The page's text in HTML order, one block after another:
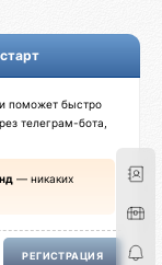
поможет быстро
телеграм-бота,
— никаких
РЕГИСТРАЦИЯ